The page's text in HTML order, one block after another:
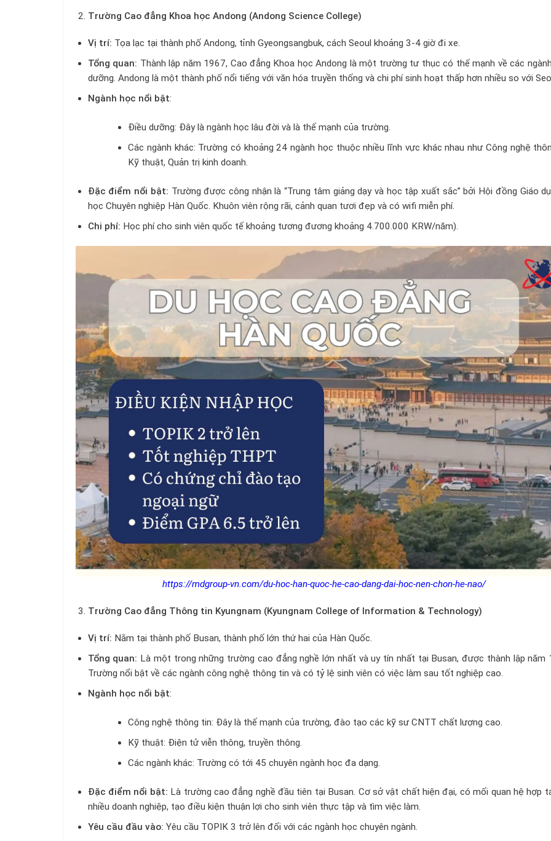
Trường Cao đẳng Khoa học Andong (Andong Science College)
Vị trí: Tọa lạc tại thành phố Andong, tỉnh Gyeongsangbuk, cách Seoul khoảng 3-4 giờ đi xe.
Tổng quan: Thành lập năm 1967, Cao đẳng Khoa học Andong là một trường tư thục có thế mạnh về các
dưỡng. Andong là một thành phố nổi tiếng với văn hóa truyền thống và chi phí sinh hoạt thấp hơn nhiều so với
Ngành học nổi bật:
Điều dưỡng: Đây là ngành học lâu đời và là thế mạnh của trường.
Các ngành khác: Trường có khoảng 24 ngành học thuộc nhiều lĩnh vực khác nhau như Công nghệ
Kỹ thuật, Quản trị kinh doanh.
Đặc điểm nổi bật: Trường được công nhận là “Trung tâm giảng dạy và học tập xuất sắc” bởi Hội đồng Giáo
học Chuyên nghiệp Hàn Quốc. Khuôn viên rộng rãi, cảnh quan tươi đẹp và có wifi miễn phí.
Chi phí: Học phí cho sinh viên quốc tế khoảng tương đương khoảng 4.700.000 KRW/năm).
https://mdgroup-vn.com/du-hoc-han-quoc-he-cao-dang-dai-hoc-nen-chon-he-nao/
Trường Cao đẳng Thông tin Kyungnam (Kyungnam College of Information & Technology)
Vị trí: Nằm tại thành phố Busan, thành phố lớn thứ hai của Hàn Quốc.
Tổng quan: Là một trong những trường cao đẳng nghề lớn nhất và uy tín nhất tại Busan, được thành lập năm
Trường nổi bật về các ngành công nghệ thông tin và có tỷ lệ sinh viên có việc làm sau tốt nghiệp cao.
Ngành học nổi bật:
Công nghệ thông tin: Đây là thế mạnh của trường, đào tạo các kỹ sư CNTT chất lượng cao.
Kỹ thuật: Điện tử viễn thông, truyền thông.
Các ngành khác: Trường có tới 45 chuyên ngành học đa dạng.
Đặc điểm nổi bật: Là trường cao đẳng nghề đầu tiên tại Busan. Cơ sở vật chất hiện đại, có mối quan hệ hợp
nhiều doanh nghiệp, tạo điều kiện thuận lợi cho sinh viên thực tập và tìm việc làm.
Yêu cầu đầu vào: Yêu cầu TOPIK 3 trở lên đối với các ngành học chuyên ngành.